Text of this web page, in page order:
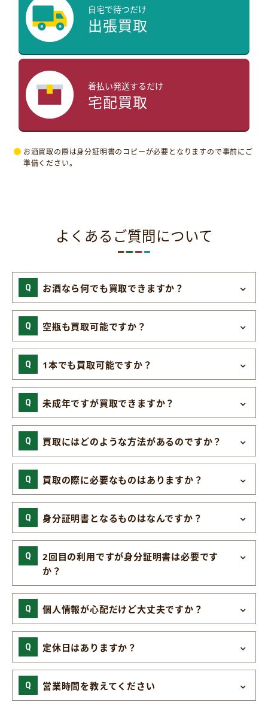
自宅で待つだけ
出張買取
着払い発送するだけ
宅配買取
お酒買取の際は身分証明書のコピーが必要となりますので事前にご
準備ください。
よくあるご質問について
お酒なら何でも買取できますか？
空瓶も買取可能ですか？
1本でも買取可能ですか？
未成年ですが買取できますか？
買取にはどのような方法があるのですか？
買取の際に必要なものはありますか？
身分証明書となるものはなんですか？
2回目の利用ですが身分証明書は必要です
か？
個人情報が心配だけど大丈夫ですか？
定休日はありますか？
営業時間を教えてください